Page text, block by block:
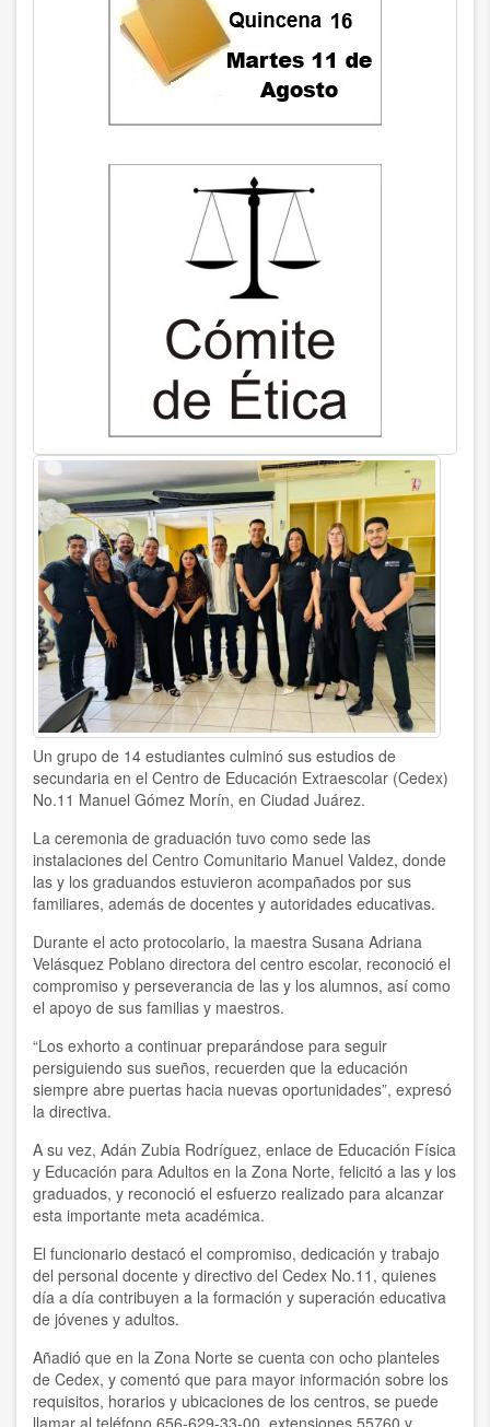
Un grupo de 14 estudiantes culminó sus estudios de
secundaria en el Centro de Educación Extraescolar (Cedex)
No.11 Manuel Gómez Morín, en Ciudad Juárez.
La ceremonia de graduación tuvo como sede las
instalaciones del Centro Comunitario Manuel Valdez, donde
las y los graduandos estuvieron acompañados por sus
familiares, además de docentes y autoridades educativas.
Durante el acto protocolario, la maestra Susana Adriana
Velásquez Poblano directora del centro escolar, reconoció el
compromiso y perseverancia de las y los alumnos, así como
el apoyo de sus familias y maestros.
“Los exhorto a continuar preparándose para seguir
persiguiendo sus sueños, recuerden que la educación
siempre abre puertas hacia nuevas oportunidades”, expresó
la directiva.
A su vez, Adán Zubia Rodríguez, enlace de Educación Física
y Educación para Adultos en la Zona Norte, felicitó a las y los
graduados, y reconoció el esfuerzo realizado para alcanzar
esta importante meta académica.
El funcionario destacó el compromiso, dedicación y trabajo
del personal docente y directivo del Cedex No.11, quienes
día a día contribuyen a la formación y superación educativa
de jóvenes y adultos.
Añadió que en la Zona Norte se cuenta con ocho planteles
de Cedex, y comentó que para mayor información sobre los
requisitos, horarios y ubicaciones de los centros, se puede